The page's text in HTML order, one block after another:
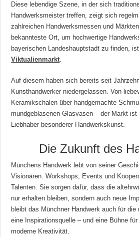
Diese lebendige Szene, in der sich
Handwerksmeister treffen, zeigt sich
zahlreichen Handwerksmessen und
bekannteste Ort, um hochwertige
bayerischen Landeshauptstadt zu finden,
Viktualienmarkt.
Auf diesem haben sich bereits seit
Kunsthandwerker niedergelassen. Von
Keramikschalen über handgemachte
mundgeblasenen Glasvasen – der Markt ist
Liebhaber besonderer Handwerkskunst.
Die Zukunft des
Münchens Handwerk lebt von seiner
Visionären. Workshops, Events und
Talenten. Sie sorgen dafür, dass die
nur erhalten bleiben, sondern auch neue
bleibt das Münchner Handwerk auch für die
eine Inspirationsquelle – und eine Bühne
moderne Kreativität.